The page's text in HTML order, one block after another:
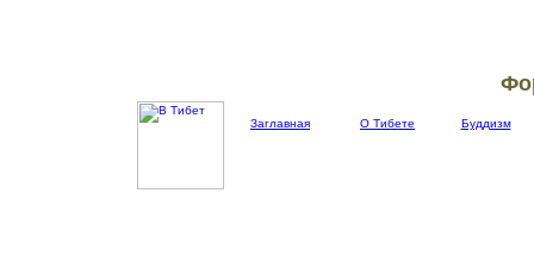
Заглавная О Тибете Буддизм